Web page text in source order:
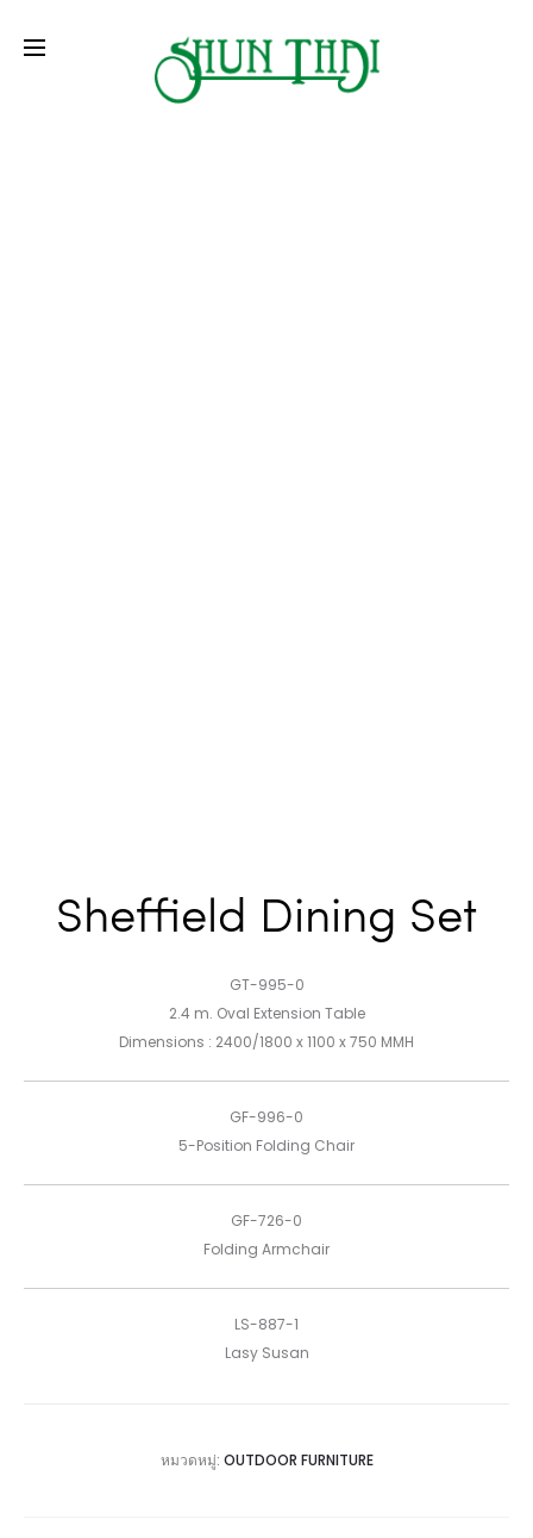
Sheffield Dining Set
GT-995-0
2.4 m. Oval Extension Table
Dimensions : 2400/1800 x 1100 x 750 MMH
GF-996-0
5-Position Folding Chair
GF-726-0
Folding Armchair
LS-887-1
Lasy Susan
หมวดหมู่: OUTDOOR FURNITURE